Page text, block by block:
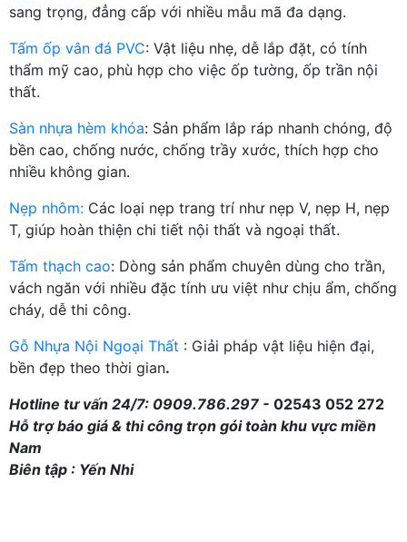
sang trọng, đẳng cấp với nhiều mẫu mã đa dạng.
Tấm ốp vân đá PVC: Vật liệu nhẹ, dễ lắp đặt, có tính
thẩm mỹ cao, phù hợp cho việc ốp tường, ốp trần nội
thất.
Sàn nhựa hèm khóa: Sản phẩm lắp ráp nhanh chóng, độ
bền cao, chống nước, chống trầy xước, thích hợp cho
nhiều không gian.
Nẹp nhôm: Các loại nẹp trang trí như nẹp V, nẹp H, nẹp
T, giúp hoàn thiện chi tiết nội thất và ngoại thất.
Tấm thạch cao: Dòng sản phẩm chuyên dùng cho trần,
vách ngăn với nhiều đặc tính ưu việt như chịu ẩm, chống
cháy, dễ thi công.
Gỗ Nhựa Nội Ngoại Thất : Giải pháp vật liệu hiện đại,
bền đẹp theo thời gian.
Hotline tư vấn 24/7: 0909.786.297 - 02543 052 272
Hỗ trợ báo giá & thi công trọn gói toàn khu vực miền
Nam
Biên tập : Yến Nhi